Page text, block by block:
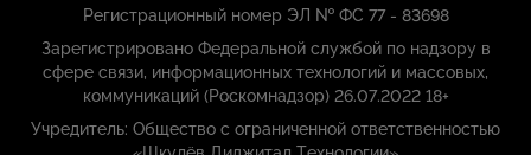
Регистрационный номер ЭЛ № ФС 77 - 83698
Зарегистрировано Федеральной службой по надзору в
сфере связи, информационных технологий и массовых,
коммуникаций (Роскомнадзор) 26.07.2022 18+
Учредитель: Общество с ограниченной ответственностью